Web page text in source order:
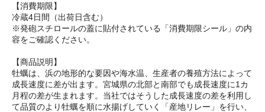
【消費期限】
冷蔵4日間（出荷日含む）
※発砲スチロールの蓋に貼付されている「消費期限シール」の内
容をご確認ください。
【商品説明】
牡蠣は、浜の地形的な要因や海水温、生産者の養殖方法によって
成長速度に差が出ます。宮城県の北部と南部でも成長速度に1カ
月程の差が生まれます。当社ではそうした成長速度の差を利用し
て品質のより牡蠣を順に水揚げしていく「産地リレー」を行い、